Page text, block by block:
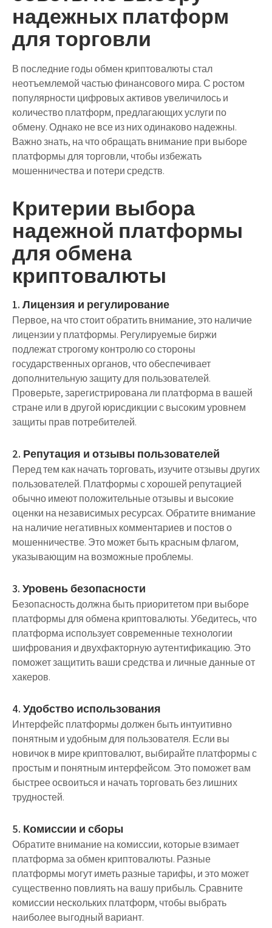
надежных платформ
для торговли
В последние годы обмен криптовалюты стал
неотъемлемой частью финансового мира. С ростом
популярности цифровых активов увеличилось и
количество платформ, предлагающих услуги по
обмену. Однако не все из них одинаково надежны.
Важно знать, на что обращать внимание при выборе
платформы для торговли, чтобы избежать
мошенничества и потери средств.
Критерии выбора
надежной платформы
для обмена
криптовалюты
1. Лицензия и регулирование
Первое, на что стоит обратить внимание, это наличие
лицензии у платформы. Регулируемые биржи
подлежат строгому контролю со стороны
государственных органов, что обеспечивает
дополнительную защиту для пользователей.
Проверьте, зарегистрирована ли платформа в вашей
стране или в другой юрисдикции с высоким уровнем
защиты прав потребителей.
2. Репутация и отзывы пользователей
Перед тем как начать торговать, изучите отзывы других
пользователей. Платформы с хорошей репутацией
обычно имеют положительные отзывы и высокие
оценки на независимых ресурсах. Обратите внимание
на наличие негативных комментариев и постов о
мошенничестве. Это может быть красным флагом,
указывающим на возможные проблемы.
3. Уровень безопасности
Безопасность должна быть приоритетом при выборе
платформы для обмена криптовалюты. Убедитесь, что
платформа использует современные технологии
шифрования и двухфакторную аутентификацию. Это
поможет защитить ваши средства и личные данные от
хакеров.
4. Удобство использования
Интерфейс платформы должен быть интуитивно
понятным и удобным для пользователя. Если вы
новичок в мире криптовалют, выбирайте платформы с
простым и понятным интерфейсом. Это поможет вам
быстрее освоиться и начать торговать без лишних
трудностей.
5. Комиссии и сборы
Обратите внимание на комиссии, которые взимает
платформа за обмен криптовалюты. Разные
платформы могут иметь разные тарифы, и это может
существенно повлиять на вашу прибыль. Сравните
комиссии нескольких платформ, чтобы выбрать
наиболее выгодный вариант.